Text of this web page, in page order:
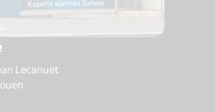
Lecanuet